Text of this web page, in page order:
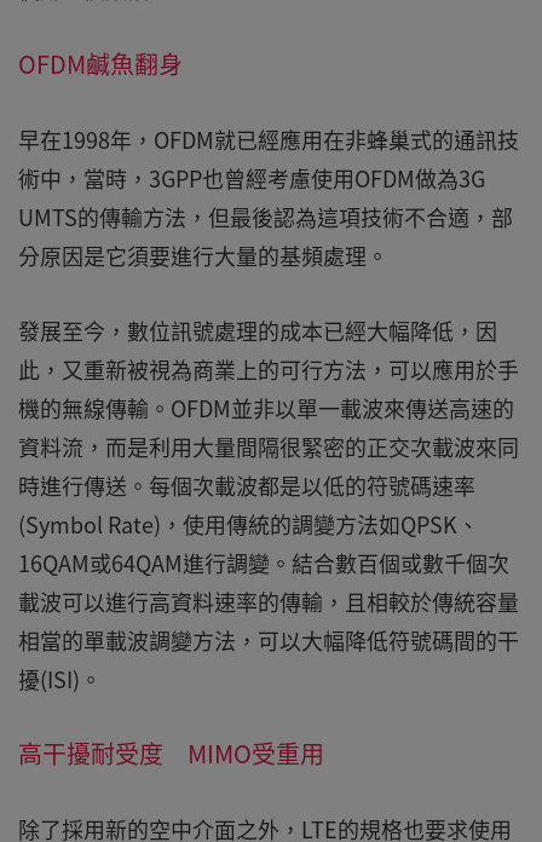
OFDM鹹魚翻身
早在1998年，OFDM就已經應用在非蜂巢式的通訊技
術中，當時，3GPP也曾經考慮使用OFDM做為3G
UMTS的傳輸方法，但最後認為這項技術不合適，部
分原因是它須要進行大量的基頻處理。
發展至今，數位訊號處理的成本已經大幅降低，因
此，又重新被視為商業上的可行方法，可以應用於手
機的無線傳輸。OFDM並非以單一載波來傳送高速的
資料流，而是利用大量間隔很緊密的正交次載波來同
時進行傳送。每個次載波都是以低的符號碼速率
(Symbol Rate)，使用傳統的調變方法如QPSK、
16QAM或64QAM進行調變。結合數百個或數千個次
載波可以進行高資料速率的傳輸，且相較於傳統容量
相當的單載波調變方法，可以大幅降低符號碼間的干
擾(ISI)。
高干擾耐受度 MIMO受重用
除了採用新的空中介面之外，LTE的規格也要求使用